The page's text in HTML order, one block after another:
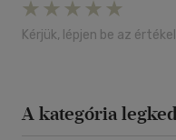
Kérjük, lépjen be az
A kategória